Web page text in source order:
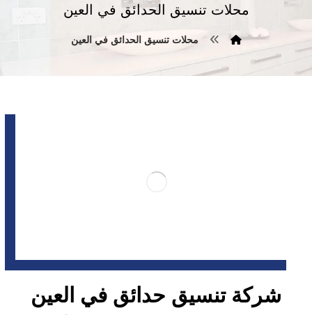
محلات تنسيق الحدائق في العين
محلات تنسيق الحدائق في العين
شركة تنسيق حدائق في العين